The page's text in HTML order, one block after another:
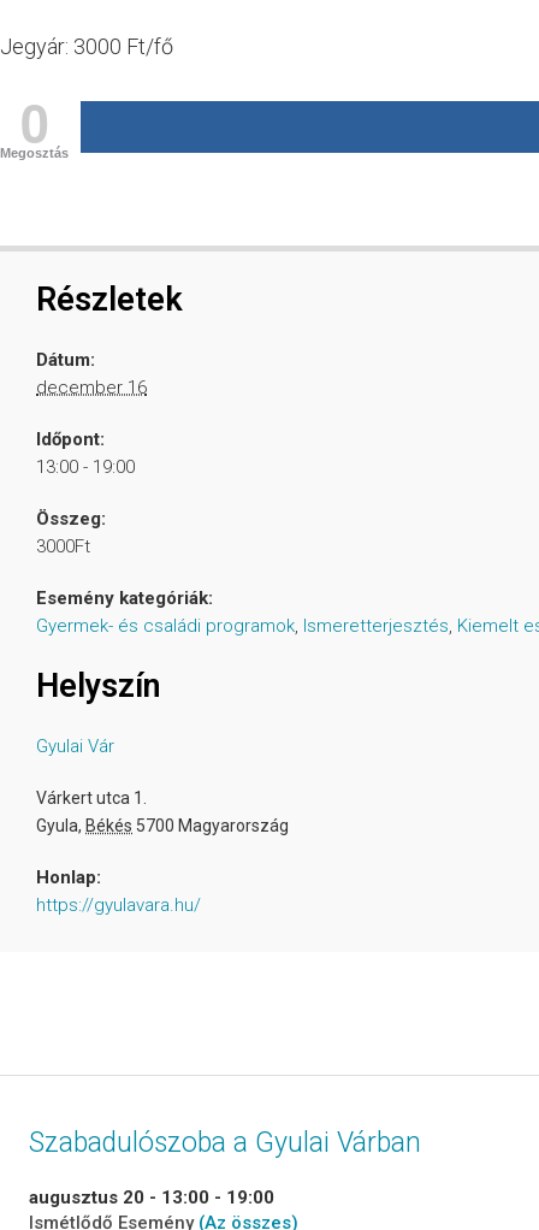
Jegyár: 3000 Ft/fő
0
Megosztás
Részletek
Dátum:
december 16
Időpont:
13:00 - 19:00
Összeg:
3000Ft
Esemény kategóriák:
Gyermek- és családi programok, Ismeretterjesztés, Kiemelt
Helyszín
Gyulai Vár
Várkert utca 1.
Gyula, Békés 5700 Magyarország
Honlap:
https://gyulavara.hu/
Szabadulószoba a Gyulai Várban
augusztus 20 - 13:00 - 19:00
Ismétlődő Esemény (Az összes)